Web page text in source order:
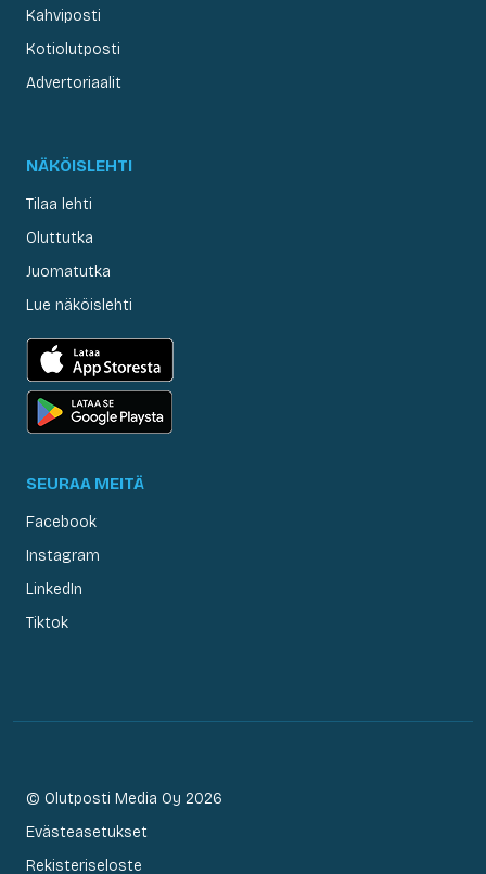
Kahviposti
Kotiolutposti
Advertoriaalit
NÄKÖISLEHTI
Tilaa lehti
Oluttutka
Juomatutka
Lue näköislehti
SEURAA MEITÄ
Facebook
Instagram
LinkedIn
Tiktok
© Olutposti Media Oy 2026
Evästeasetukset
Rekisteriseloste